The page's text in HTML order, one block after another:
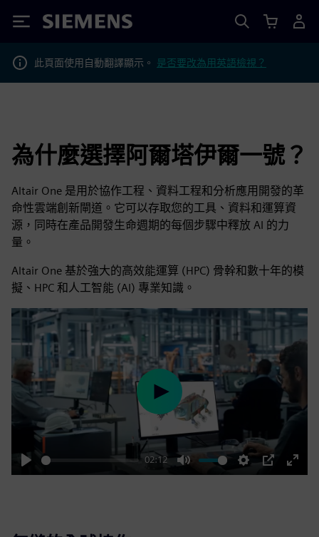
Siemens
此頁面使用自動翻譯顯示。 是否要改為用英語檢視？
為什麼選擇阿爾塔伊爾一號？
Altair One 是用於協作工程、資料工程和分析應用開發的革
命性雲端創新閘道。它可以存取您的工具、資料和運算資
源，同時在產品開發生命週期的每個步驟中釋放 AI 的力
量。
Altair One 基於強大的高效能運算 (HPC) 骨幹和數十年的模
擬、HPC 和人工智能 (AI) 專業知識。
Play
02:12
Mute Settings
PIP
Enter
Play